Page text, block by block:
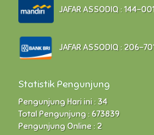
JAFAR ASSODIQ : 144-
JAFAR ASSODIQ : 206-
Statistik Pengunjung
Pengunjung Hari ini : 34
Total Pengunjung : 673839
Pengunjung Online : 2